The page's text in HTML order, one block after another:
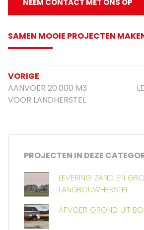
NEEM CONTACT MET ONS OP
SAMEN MOOIE PROJECTEN
VORIGE
AANVOER 20.000 M3
VOOR LANDHERSTEL
PROJECTEN IN DEZE
LEVERING ZAND EN
LANDBOUWHERSTEL
AFVOER GROND UIT